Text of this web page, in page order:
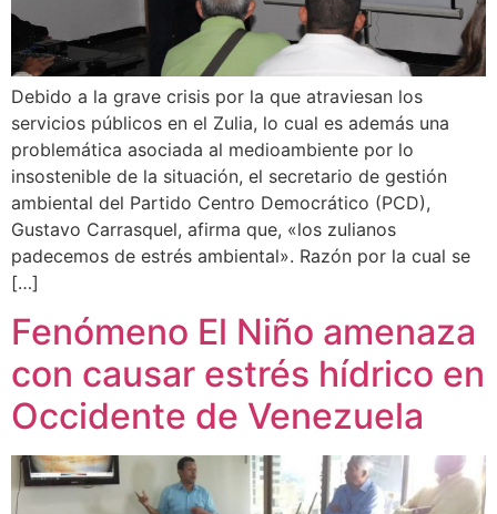
Debido a la grave crisis por la que atraviesan los
servicios públicos en el Zulia, lo cual es además una
problemática asociada al medioambiente por lo
insostenible de la situación, el secretario de gestión
ambiental del Partido Centro Democrático (PCD),
Gustavo Carrasquel, afirma que, «los zulianos
padecemos de estrés ambiental». Razón por la cual se
[…]
Fenómeno El Niño amenaza
con causar estrés hídrico en
Occidente de Venezuela